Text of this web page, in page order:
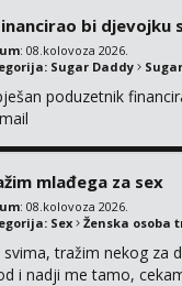
bi djevojku
: 08.kolovoza 2026.
Sugar Daddy
poduzetnik
mlađega za sex
: 08.kolovoza 2026.
Sex Ženska osoba
svima, tražim nekog za
i nadji me tamo,